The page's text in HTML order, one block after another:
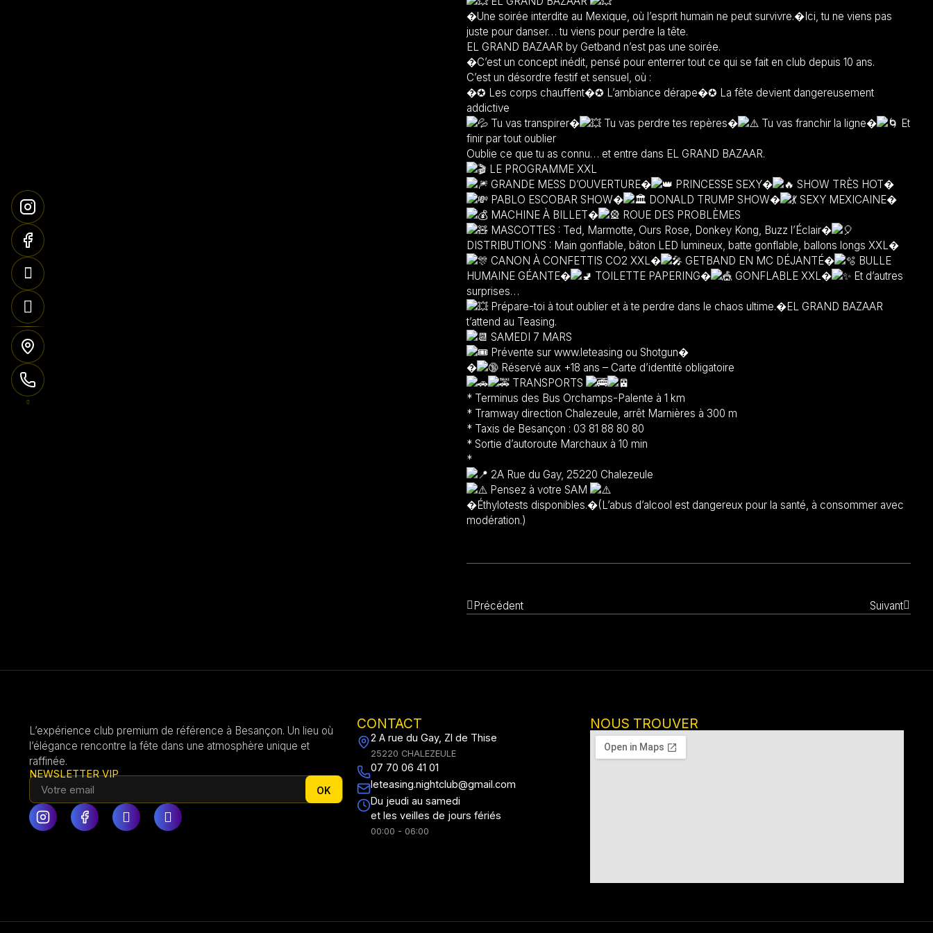
�Une soirée interdite au Mexique, où l’esprit humain ne peut survivre.�Ici, tu ne viens pas
juste pour danser… tu viens pour perdre la tête.
EL GRAND BAZAAR by Getband n’est pas une soirée.
�C’est un concept inédit, pensé pour enterrer tout ce qui se fait en club depuis 10 ans.
C’est un désordre festif et sensuel, où :
�✪ Les corps chauffent�✪ L’ambiance dérape�✪ La fête devient dangereusement
addictive
Tu vas transpirer�
Tu vas perdre tes repères� Tu vas franchir la ligne�
Et
finir par tout oublier
Oublie ce que tu as connu… et entre dans EL GRAND BAZAAR.
LE PROGRAMME XXL
GRANDE MESS D’OUVERTURE�
PRINCESSE SEXY�
SHOW TRÈS HOT�
PABLO ESCOBAR SHOW�
DONALD TRUMP SHOW�
SEXY MEXICAINE�
MACHINE À BILLET�
ROUE DES PROBLÈMES
MASCOTTES : Ted, Marmotte, Ours Rose, Donkey Kong, Buzz l’Éclair�
DISTRIBUTIONS : Main gonflable, bâton LED lumineux, batte gonflable, ballons longs XXL�
CANON À CONFETTIS CO2 XXL�
GETBAND EN MC DÉJANTÉ�
BULLE
HUMAINE GÉANTE�
TOILETTE PAPERING� GONFLABLE XXL�
Et d’autres
surprises…
Prépare-toi à tout oublier et à te perdre dans le chaos ultime.�EL GRAND BAZAAR
t’attend au Teasing.
SAMEDI 7 MARS
Prévente sur www.leteasing ou Shotgun�
�
Réservé aux +18 ans – Carte d’identité obligatoire
TRANSPORTS
* Terminus des Bus Orchamps-Palente à 1 km
* Tramway direction Chalezeule, arrêt Marnières à 300 m
* Taxis de Besançon : 03 81 88 80 80
* Sortie d’autoroute Marchaux à 10 min
*
2A Rue du Gay, 25220 Chalezeule
Pensez à votre SAM
�Éthylotests disponibles.�(L’abus d’alcool est dangereux pour la santé, à consommer avec
modération.)
Précédent Suivant
L’expérience club premium de référence à Besançon. Un lieu où
l’élégance rencontre la fête dans une atmosphère unique et
raffinée.
NEWSLETTER VIP
OK
CONTACT
2 A rue du Gay, ZI de Thise
25220 CHALEZEULE
07 70 06 41 01
leteasing.nightclub@gmail.com
Du jeudi au samedi
et les veilles de jours fériés
00:00 - 06:00
NOUS TROUVER